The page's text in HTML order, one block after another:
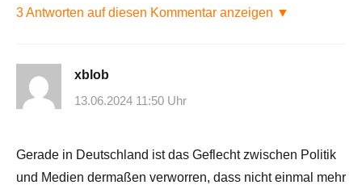
3 Antworten auf diesen Kommentar anzeigen ▼
xblob
13.06.2024 11:50 Uhr
Gerade in Deutschland ist das Geflecht zwischen Politik
und Medien dermaßen verworren, dass nicht einmal mehr